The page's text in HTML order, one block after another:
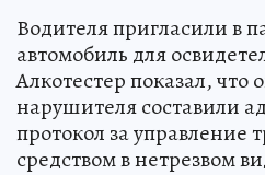
Водителя пригласили в
автомобиль для
Алкотестер показал, что
нарушителя составили
протокол за управление
средством в нетрезвом